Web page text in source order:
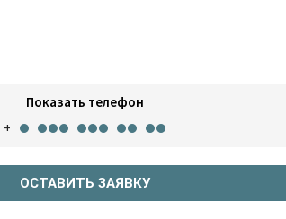
Показать телефон
+
ОСТАВИТЬ ЗАЯВКУ